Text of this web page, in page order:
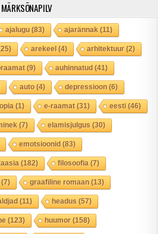
MÄRKSÕNAPILV
ajalugu(83) ajarännak (11)
arekeel(4) arhitektuur(2)
(9) auhinnatud(41)
auto(4) depressioon(6)
(1) e-raamat(31) eesti(46)
(7) elamisjulgus (30)
emotsioonid(83)
(182) filosoofia (7)
(7) graafiline romaan(13)
(11) headus (57)
(123) huumor(158)